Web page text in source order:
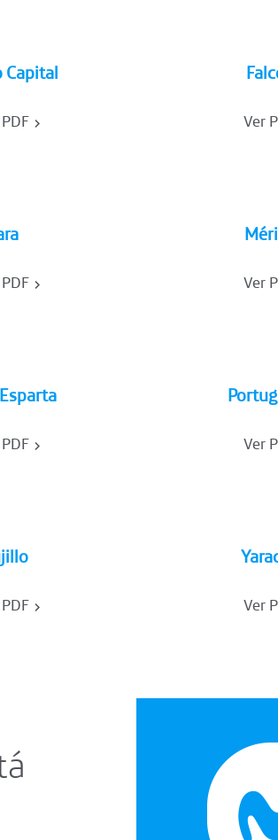
Ver
Ver
Ver
Ver